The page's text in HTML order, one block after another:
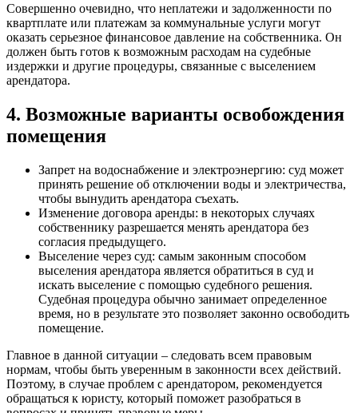
Совершенно очевидно, что неплатежи и задолженности по
квартплате или платежам за коммунальные услуги могут
оказать серьезное финансовое давление на собственника. Он
должен быть готов к возможным расходам на судебные
издержки и другие процедуры, связанные с выселением
арендатора.
4. Возможные варианты освобождения
помещения
Запрет на водоснабжение и электроэнергию: суд может
принять решение об отключении воды и электричества,
чтобы вынудить арендатора съехать.
Изменение договора аренды: в некоторых случаях
собственнику разрешается менять арендатора без
согласия предыдущего.
Выселение через суд: самым законным способом
выселения арендатора является обратиться в суд и
искать выселение с помощью судебного решения.
Судебная процедура обычно занимает определенное
время, но в результате это позволяет законно освободить
помещение.
Главное в данной ситуации – следовать всем правовым
нормам, чтобы быть уверенным в законности всех действий.
Поэтому, в случае проблем с арендатором, рекомендуется
обращаться к юристу, который поможет разобраться в